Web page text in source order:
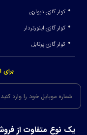
کولر گازی دیواری
کولر گازی اینورتردار
کولر گازی پرتابل
برای
یک نوع متفاوت از